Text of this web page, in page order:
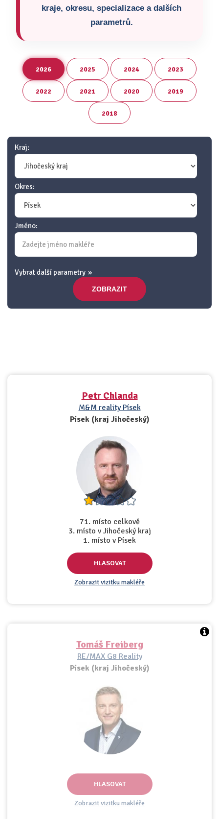
kraje, okresu, specializace a dalších
parametrů.
2026 2025 2024 2023
2022 2021 2020 2019
2018
Kraj:
Okres:
Jméno:
Vybrat další parametry
ZOBRAZIT
Petr Chlanda
M&M reality Písek
Písek (kraj Jihočeský)
71. místo celkově
3. místo v Jihočeský kraj
1. místo v Písek
HLASOVAT
Zobrazit vizitku makléře
Tomáš Freiberg
RE/MAX G8 Reality
Písek (kraj Jihočeský)
HLASOVAT
Zobrazit vizitku makléře